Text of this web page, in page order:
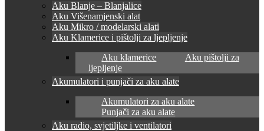
Aku Blanje – Blanjalice
Aku Višenamjenski alat
Aku Mikro / modelarski alati
Aku Klamerice i pištolji za ljepljenje
Aku klamerice
Aku pištolji za
ljepljenje
Akumulatori i punjači za aku alate
Akumulatori za aku alate
Punjači za aku alate
Aku radio, svjetiljke i ventilatori